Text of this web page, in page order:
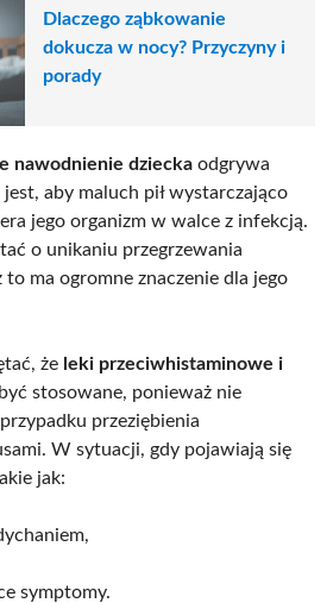
Dlaczego ząbkowanie
dokucza w nocy? Przyczyny i
porady
nawodnienie dziecka odgrywa
aby maluch pił wystarczająco
jego organizm w walce z infekcją.
o unikaniu przegrzewania
ma ogromne znaczenie dla jego
że leki przeciwhistaminowe i
stosowane, ponieważ nie
przeziębienia
W sytuacji, gdy pojawiają się
jak:
symptomy.